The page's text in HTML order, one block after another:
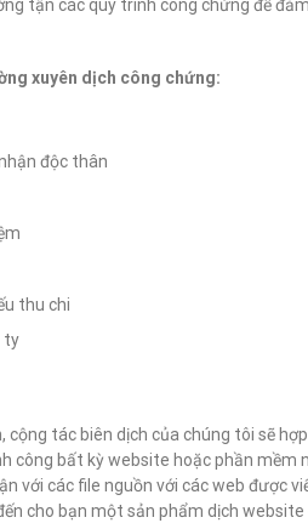
tận các quy trình công chứng để
xuyên dịch công chứng:
độc thân
thu chi
ty
tác biên dịch của chúng tôi sẽ
công bất kỳ website hoặc phần mềm
với các file nguồn với các web được
cho bạn một sản phẩm dịch website